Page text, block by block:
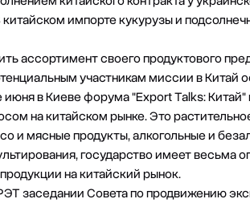
импорте кукурузы и
ассортимент своего продуктового
участникам миссии в
июня в Киеве форума "Export Talks:
на китайском рынке. Это
и мясные продукты, алкогольные и
государство имеет весьма
на китайский рынок.
заседании Совета по продвижению